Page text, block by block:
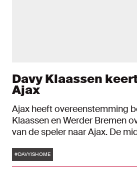
Davy Klaassen
Ajax
Ajax heeft overeenstemming
Klaassen en Werder Bremen
van de speler naar Ajax. De
direct ingaat en een looptijd
juni 2024. Ajax betaalt een
Tags
#DAVYISHOME